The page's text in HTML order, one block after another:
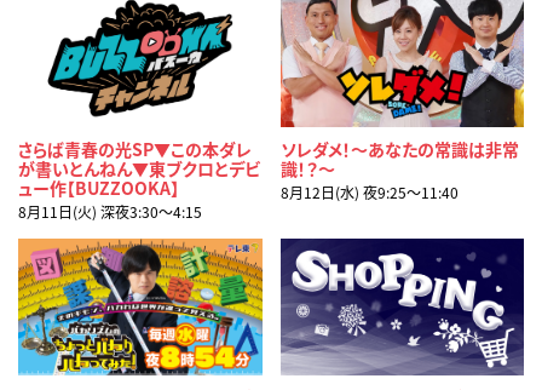
さらば青春の光SP▼この本ダレ
が書いとんねん▼東ブクロとデビ
ュー作【BUZZOOKA】
8月11日(火) 深夜3:30〜4:15
ソレダメ！～あなたの常識は非常
識！？～
8月12日(水) 夜9:25〜11:40